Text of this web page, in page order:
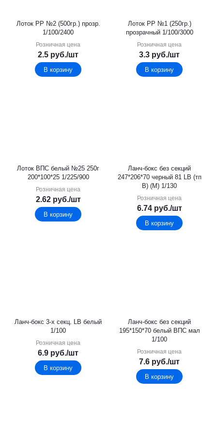
Лоток PР №2 (500гр.) прозр.
1/100/2400
Розничная цена
2.5 руб./шт
В корзину
Лоток PР №1 (250гр.)
прозрачный 1/100/3000
Розничная цена
3.3 руб./шт
В корзину
Лоток ВПС белый №25 250г
200*100*25 1/225/900
Розничная цена
2.62руб./шт
В корзину
Ланч-бокс без секций
247*206*70 черный 81 LB (тп
В) (М) 1/130
Розничная цена
6.74руб./шт
В корзину
Ланч-бокс 3-х секц. LB белый
1/100
Розничная цена
6.9 руб./шт
В корзину
Ланч-бокс без секций
195*150*70 белый ВПС мал
1/100
Розничная цена
7.6 руб./шт
В корзину